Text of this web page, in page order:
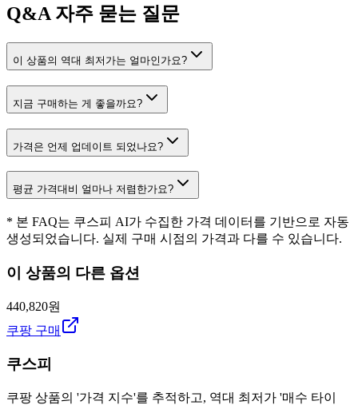
Q&A자주 묻는 질문
이 상품의 역대 최저가는 얼마인가요?
지금 구매하는 게 좋을까요?
가격은 언제 업데이트 되었나요?
평균 가격대비 얼마나 저렴한가요?
* 본 FAQ는 쿠스피 AI가 수집한 가격 데이터를 기반으로 자동
생성되었습니다. 실제 구매 시점의 가격과 다를 수 있습니다.
이 상품의 다른 옵션
440,820원
쿠팡 구매
쿠스피
쿠팡 상품의 '가격 지수'를 추적하고, 역대 최저가 '매수 타이